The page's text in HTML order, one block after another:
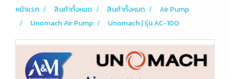
หน้าแรก สินค้าทั้งหมด สินค้าทั้งหมด
Air Pump
Unomach Air Pump
Unomach | รุ่น AC-100